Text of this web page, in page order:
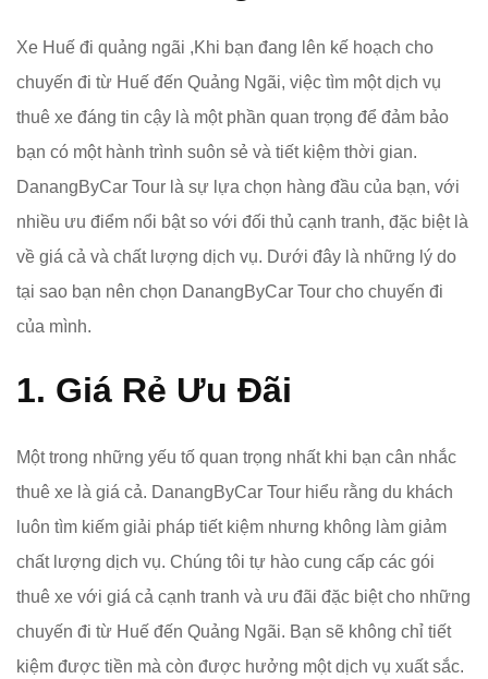
Xe Huế đi quảng ngãi ,Khi bạn đang lên kế hoạch cho
chuyến đi từ Huế đến Quảng Ngãi, việc tìm một dịch vụ
thuê xe đáng tin cậy là một phần quan trọng để đảm bảo
bạn có một hành trình suôn sẻ và tiết kiệm thời gian.
DanangByCar Tour là sự lựa chọn hàng đầu của bạn, với
nhiều ưu điểm nổi bật so với đối thủ cạnh tranh, đặc biệt là
về giá cả và chất lượng dịch vụ. Dưới đây là những lý do
tại sao bạn nên chọn DanangByCar Tour cho chuyến đi
của mình.
1. Giá Rẻ Ưu Đãi
Một trong những yếu tố quan trọng nhất khi bạn cân nhắc
thuê xe là giá cả. DanangByCar Tour hiểu rằng du khách
luôn tìm kiếm giải pháp tiết kiệm nhưng không làm giảm
chất lượng dịch vụ. Chúng tôi tự hào cung cấp các gói
thuê xe với giá cả cạnh tranh và ưu đãi đặc biệt cho những
chuyến đi từ Huế đến Quảng Ngãi. Bạn sẽ không chỉ tiết
kiệm được tiền mà còn được hưởng một dịch vụ xuất sắc.